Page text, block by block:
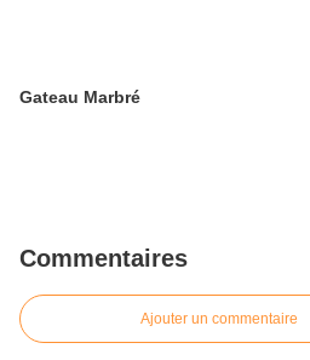
Gateau Marbré
Commentaires
Ajouter un commentaire